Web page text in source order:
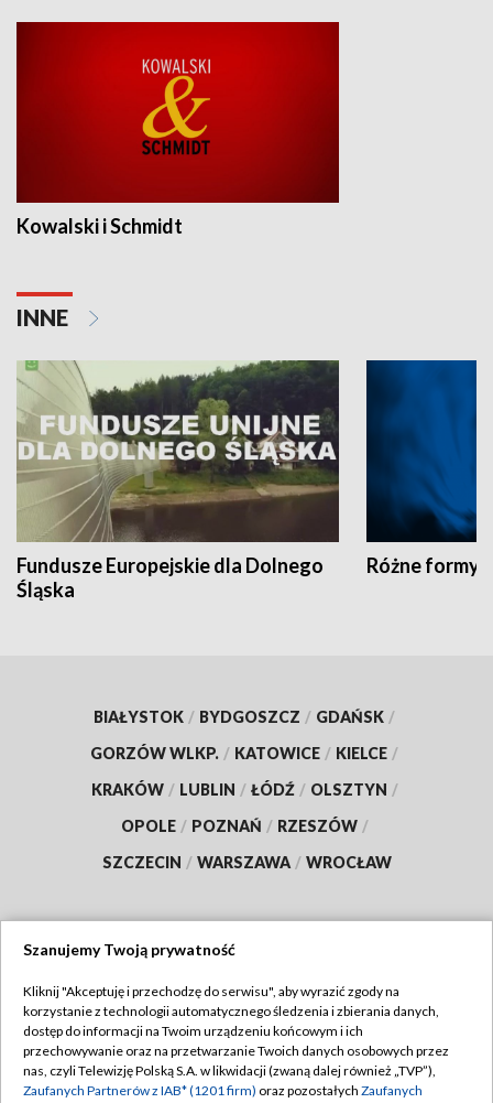
Kowalski i Schmidt
INNE
Fundusze Europejskie dla Dolnego
Śląska
Różne formy
BIAŁYSTOK / BYDGOSZCZ / GDAŃSK /
GORZÓW WLKP. / KATOWICE / KIELCE /
KRAKÓW / LUBLIN / ŁÓDŹ / OLSZTYN /
OPOLE / POZNAŃ / RZESZÓW /
SZCZECIN / WARSZAWA / WROCŁAW
TVP
Abonament TVP
Emisja w TVP
Regulamin TVP
Polityka prywatności
Szanujemy Twoją prywatność
Kliknij "Akceptuję i przechodzę do serwisu", aby wyrazić zgody na
korzystanie z technologii automatycznego śledzenia i zbierania danych,
dostęp do informacji na Twoim urządzeniu końcowym i ich
przechowywanie oraz na przetwarzanie Twoich danych osobowych przez
nas, czyli Telewizję Polską S.A. w likwidacji (zwaną dalej również „TVP”),
Zaufanych Partnerów z IAB* (1201 firm) oraz pozostałych Zaufanych